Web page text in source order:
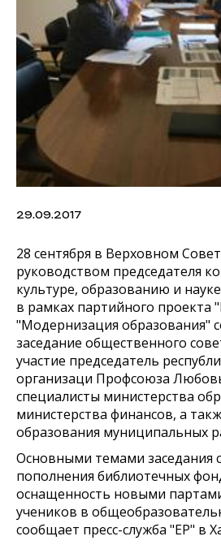
29.09.2017
28 сентября в Верховном
руководством председателя
культуре, образованию и
в рамках партийного проекта
"Модернизация образования"
заседание общественного
участие председатель
организаци Профсоюза
специалисты министерства
министерства финансов, а
образования муниципальных
Основными темами заседания
пополнения библиотечных
оснащенность новыми
учеников в
сообщает пресс-служба "ЕР" в